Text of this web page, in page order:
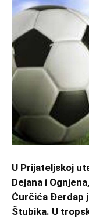
U Prijateljskoj
Dejana i
Ćurčića Đerdap
Štubika. U